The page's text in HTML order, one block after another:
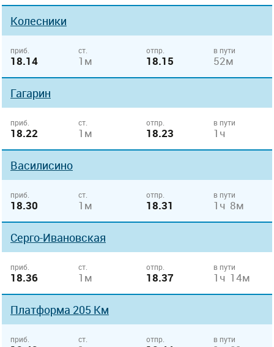
Колесники
приб.
18.14
ст.
1м
отпр.
18.15
в пути
52м
Гагарин
приб.
18.22
ст.
1м
отпр.
18.23
в пути
1ч
Василисино
приб.
18.30
ст.
1м
отпр.
18.31
в пути
1ч 8м
Серго-Ивановская
приб.
18.36
ст.
1м
отпр.
18.37
в пути
1ч 14м
Платформа 205 Км
приб. ст. отпр. в пути